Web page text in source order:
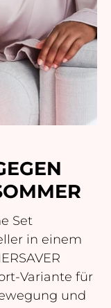
Set
in einem
Variante für
und